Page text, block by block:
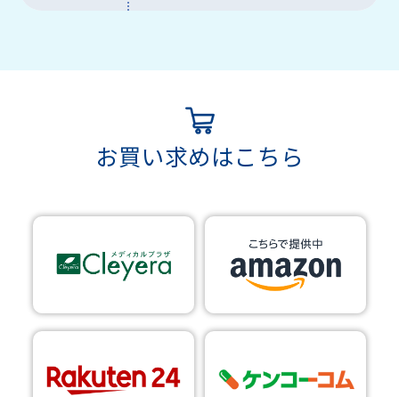
お買い求めはこちら